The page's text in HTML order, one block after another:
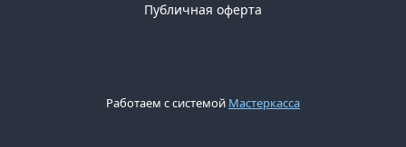
Публичная оферта
Работаем с системой Мастеркасса